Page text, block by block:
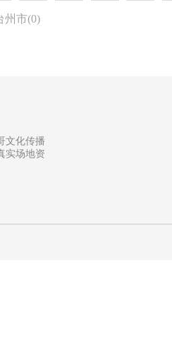
州市(0)
文化传播
实场地资